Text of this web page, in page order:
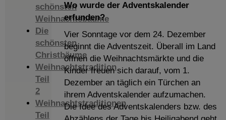
schönsten
Weihnachtsbäume
Die
schönsten
Christbäume
Weihnachtstradition
Teil
2
Weihnachtstraditionen
Teil
Wo wurde der Adventskalender
erfunden?
Vier Sonntage vor dem 24. Dezember
beginnt die Adventszeit. Überall im Land
öffnen die Weihnachtsmärkte und die
Kinder freuen sich darauf, vom 1.
Dezember an täglich ein Türchen an
ihrem Adventskalender aufzumachen.
Die Idee des Adventskalenders bzw. des